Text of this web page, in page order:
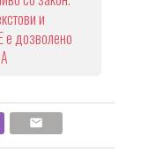
и
е дозволено